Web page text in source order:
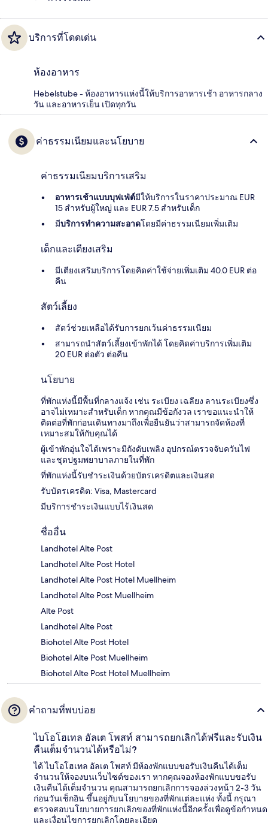
บริการที่โดดเด่น
ห้องอาหาร
Hebelstube - ห้องอาหารแห่งนี้ให้บริการอาหารเช้า อาหารกลาง
วัน และอาหารเย็น เปิดทุกวัน
ค่าธรรมเนียมและนโยบาย
ค่าธรรมเนียมบริการเสริม
อาหารเช้าแบบบุฟเฟ่ต์มีให้บริการในราคาประมาณ EUR
15 สำหรับผู้ใหญ่ และ EUR 7.5 สำหรับเด็ก
มีบริการทำความสะอาดโดยมีค่าธรรมเนียมเพิ่มเติม
เด็กและเตียงเสริม
มีเตียงเสริมบริการโดยคิดค่าใช้จ่ายเพิ่มเติม 40.0 EUR ต่อ
คืน
สัตว์เลี้ยง
สัตว์ช่วยเหลือได้รับการยกเว้นค่าธรรมเนียม
สามารถนำสัตว์เลี้ยงเข้าพักได้ โดยคิดค่าบริการเพิ่มเติม
20 EUR ต่อตัว ต่อคืน
นโยบาย
ที่พักแห่งนี้มีพื้นที่กลางแจ้ง เช่น ระเบียง เฉลียง ลานระเบียงซึ่ง
อาจไม่เหมาะสำหรับเด็ก หากคุณมีข้อกังวล เราขอแนะนำให้
ติดต่อที่พักก่อนเดินทางมาถึงเพื่อยืนยันว่าสามารถจัดห้องที่
เหมาะสมให้กับคุณได้
ผู้เข้าพักอุ่นใจได้เพราะมีถังดับเพลิง อุปกรณ์ตรวจจับควันไฟ
และชุดปฐมพยาบาลภายในที่พัก
ที่พักแห่งนี้รับชำระเงินด้วยบัตรเครดิตและเงินสด
รับบัตรเครดิต: Visa, Mastercard
มีบริการชำระเงินแบบไร้เงินสด
ชื่ออื่น
Landhotel Alte Post
Landhotel Alte Post Hotel
Landhotel Alte Post Hotel Muellheim
Landhotel Alte Post Muellheim
Alte Post
Landhotel Alte Post
Biohotel Alte Post Hotel
Biohotel Alte Post Muellheim
Biohotel Alte Post Hotel Muellheim
คำถามที่พบบ่อย
ไบโอโฮเทล อัลเต โพสท์ สามารถยกเลิกได้ฟรีและรับเงิน
คืนเต็มจำนวนได้หรือไม่?
ได้ ไบโอโฮเทล อัลเต โพสท์ มีห้องพักแบบขอรับเงินคืนได้เต็ม
จำนวนให้จองบนเว็บไซต์ของเรา หากคุณจองห้องพักแบบขอรับ
เงินคืนได้เต็มจำนวน คุณสามารถยกเลิกการจองล่วงหน้า 2-3 วัน
ก่อนวันเช็กอิน ขึ้นอยู่กับนโยบายของที่พักแต่ละแห่ง ทั้งนี้ กรุณา
ตรวจสอบนโยบายการยกเลิกของที่พักแห่งนี้อีกครั้งเพื่อดูข้อกำหนด
และเงื่อนไขการยกเลิกโดยละเอียด